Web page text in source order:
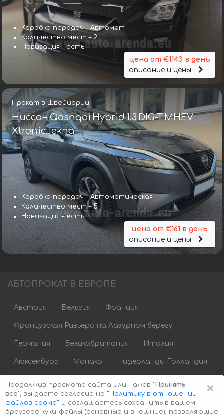
Коробка передач – Автомат
Количество мест – 2
Навигация – есть
цена от €1143 в день
описание и цены
Прокат в Швейцарии
Ниссан Qashqai Hybrid 1.3 DIG-T MHEV
Xtronic Tekna
Коробка передач – Автоматическая
Количество мест – 5
Навигация – есть
цена от €161 в день
описание и цены
АВТОПРОКАТ В ЕВРОПЕ
Австрия Бельгия Франция
Французская Ривьера на Лазурном берегу
Германия Великобритания Италия
Люксембург Монако Нидерланды Голландия
×
Продолжив просмотр сайта или нажав "Принять
все", вы даёте согласие на ”Политику в отношении
файлов cookie” и соглашаетесь сохранить в вашем
браузере куки-файлы (основные и внешние), позволяющие